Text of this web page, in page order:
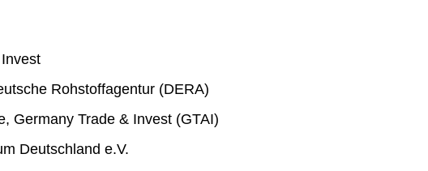
Rohstoffagentur (DERA)
Germany Trade & Invest (GTAI)
Deutschland e.V.